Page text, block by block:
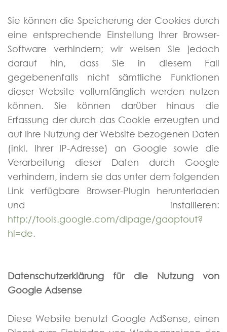
Sie können die Speicherung der Cookies durch
eine entsprechende Einstellung Ihrer Browser-
Software verhindern; wir weisen Sie jedoch
darauf hin, dass Sie in diesem Fall
gegebenenfalls nicht sämtliche Funktionen
dieser Website vollumfänglich werden nutzen
können. Sie können darüber hinaus die
Erfassung der durch das Cookie erzeugten und
auf Ihre Nutzung der Website bezogenen Daten
(inkl. Ihrer IP-Adresse) an Google sowie die
Verarbeitung dieser Daten durch Google
verhindern, indem sie das unter dem folgenden
Link verfügbare Browser-Plugin herunterladen
und installieren:
http://tools.google.com/dlpage/gaoptout?
hl=de.
Datenschutzerklärung für die Nutzung von
Google Adsense
Diese Website benutzt Google AdSense, einen